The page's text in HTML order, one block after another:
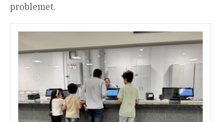
problemet.